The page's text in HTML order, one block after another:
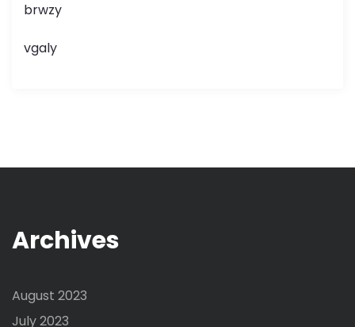
brwzy
vgaly
Archives
August 2023
July 2023